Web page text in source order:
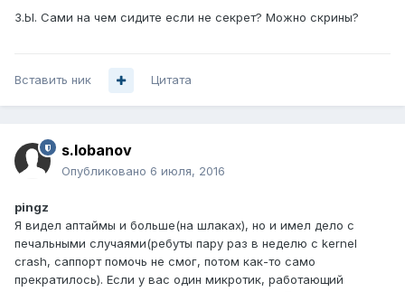
З.Ы. Сами на чем сидите если не секрет? Можно скрины?
Вставить ник Цитата
s.lobanov
Опубликовано 6 июля, 2016
pingz
Я видел аптаймы и больше(на шлаках), но и имел дело с
печальными случаями(ребуты пару раз в неделю с kernel
crash, саппорт помочь не смог, потом как-то само
прекратилось). Если у вас один микротик, работающий